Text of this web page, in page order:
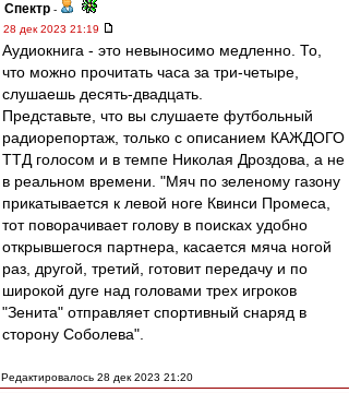
Спектр -
28 дек 2023 21:19
Аудиокнига - это невыносимо медленно. То,
что можно прочитать часа за три-четыре,
слушаешь десять-двадцать.
Представьте, что вы слушаете футбольный
радиорепортаж, только с описанием КАЖДОГО
ТТД голосом и в темпе Николая Дроздова, а не
в реальном времени. "Мяч по зеленому газону
прикатывается к левой ноге Квинси Промеса,
тот поворачивает голову в поисках удобно
открывшегося партнера, касается мяча ногой
раз, другой, третий, готовит передачу и по
широкой дуге над головами трех игроков
"Зенита" отправляет спортивный снаряд в
сторону Соболева".
Редактировалось 28 дек 2023 21:20